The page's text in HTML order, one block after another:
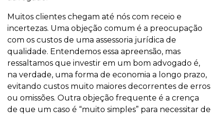
Muitos clientes chegam até nós com receio e
incertezas. Uma objeção comum é a preocupação
com os custos de uma assessoria jurídica de
qualidade. Entendemos essa apreensão, mas
ressaltamos que investir em um bom advogado é,
na verdade, uma forma de economia a longo prazo,
evitando custos muito maiores decorrentes de erros
ou omissões. Outra objeção frequente é a crença
de que um caso é “muito simples” para necessitar de